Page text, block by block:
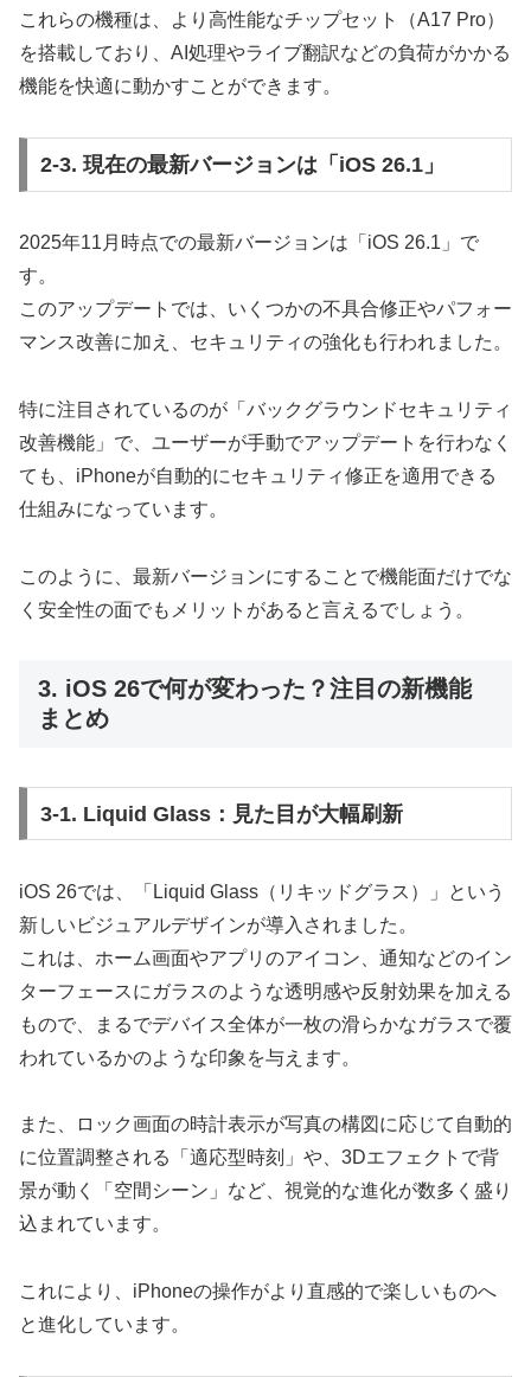
これらの機種は、より高性能なチップセット（A17 Pro）
を搭載しており、AI処理やライブ翻訳などの負荷がかかる
機能を快適に動かすことができます。
2-3. 現在の最新バージョンは「iOS 26.1」
2025年11月時点での最新バージョンは「iOS 26.1」で
す。
このアップデートでは、いくつかの不具合修正やパフォー
マンス改善に加え、セキュリティの強化も行われました。
特に注目されているのが「バックグラウンドセキュリティ
改善機能」で、ユーザーが手動でアップデートを行わなく
ても、iPhoneが自動的にセキュリティ修正を適用できる
仕組みになっています。
このように、最新バージョンにすることで機能面だけでな
く安全性の面でもメリットがあると言えるでしょう。
3. iOS 26で何が変わった？注目の新機能
まとめ
3-1. Liquid Glass：見た目が大幅刷新
iOS 26では、「Liquid Glass（リキッドグラス）」という
新しいビジュアルデザインが導入されました。
これは、ホーム画面やアプリのアイコン、通知などのイン
ターフェースにガラスのような透明感や反射効果を加える
もので、まるでデバイス全体が一枚の滑らかなガラスで覆
われているかのような印象を与えます。
また、ロック画面の時計表示が写真の構図に応じて自動的
に位置調整される「適応型時刻」や、3Dエフェクトで背
景が動く「空間シーン」など、視覚的な進化が数多く盛り
込まれています。
これにより、iPhoneの操作がより直感的で楽しいものへ
と進化しています。